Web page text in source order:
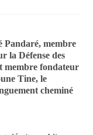
Pandaré, membre
la Défense des
membre fondateur
Tine, le
cheminé